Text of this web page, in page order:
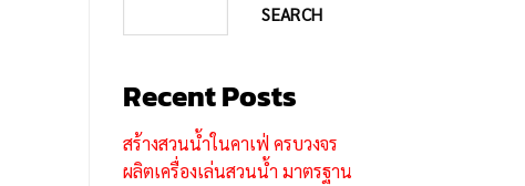
SEARCH
Recent Posts
สร้างสวนน้ำในคาเฟ่ ครบวงจร
ผลิตเครื่องเล่นสวนน้ำ มาตรฐาน